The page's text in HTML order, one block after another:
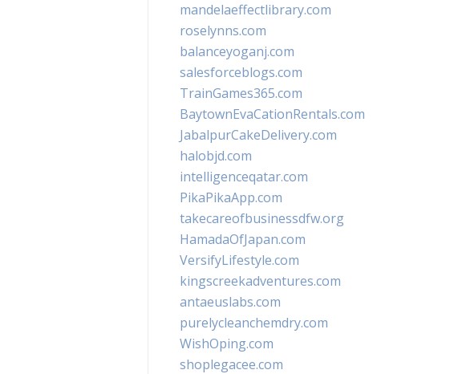
mandelaeffectlibrary.com
roselynns.com
balanceyoganj.com
salesforceblogs.com
TrainGames365.com
BaytownEvaCationRentals.com
JabalpurCakeDelivery.com
halobjd.com
intelligenceqatar.com
PikaPikaApp.com
takecareofbusinessdfw.org
HamadaOfJapan.com
VersifyLifestyle.com
kingscreekadventures.com
antaeuslabs.com
purelycleanchemdry.com
WishOping.com
shoplegacee.com